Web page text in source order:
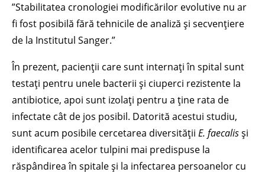
”Stabilitatea cronologiei modificărilor evolutive nu ar
fi fost posibilă fără tehnicile de analiză și secvențiere
de la Institutul Sanger.”
În prezent, pacienții care sunt internați în spital sunt
testați pentru unele bacterii și ciuperci rezistente la
antibiotice, apoi sunt izolați pentru a ține rata de
infectate cât de jos posibil. Datorită acestui studiu,
sunt acum posibile cercetarea diversității E. faecalisși
identificarea acelor tulpini mai predispuse la
răspândirea în spitale și la infectarea persoanelor cu